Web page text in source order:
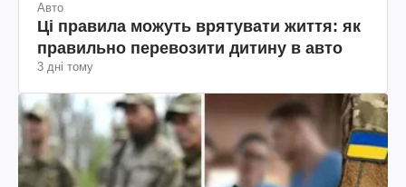
Авто
Ці правила можуть врятувати життя: як
правильно перевозити дитину в авто
3 дні тому